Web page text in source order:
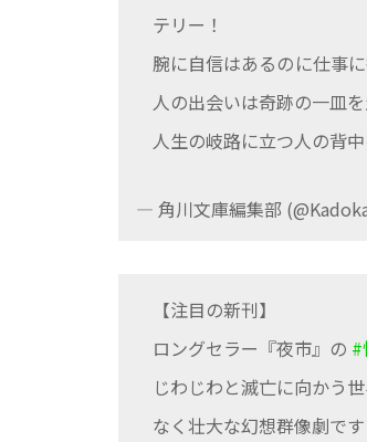
テリー！
腕に自信はあるのに仕事
人の出会いは奇跡の一皿
人生の岐路に立つ人の背
— 角川文庫編集部
【注目の新刊】
ロングセラー『夜市』の #
じわじわと滅亡に向かう
なく壮大な幻想群像劇です